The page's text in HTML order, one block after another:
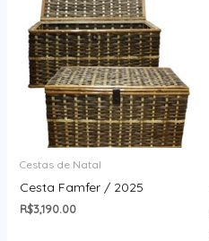
Cestas de Natal
Cesta Famfer / 2025
R$3,190.00